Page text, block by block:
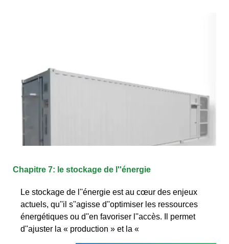
Chapitre 7: le stockage de l''énergie
Le stockage de l''énergie est au cœur des enjeux
actuels, qu''il s''agisse d''optimiser les ressources
énergétiques ou d''en favoriser l''accès. Il permet
d''ajuster la « production » et la «